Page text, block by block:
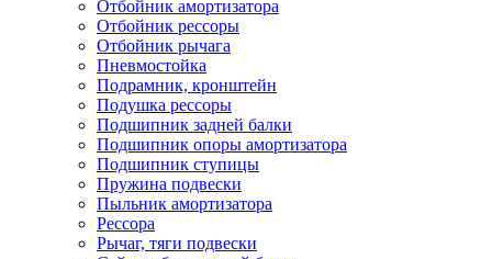
Отбойник амортизатора
Отбойник рессоры
Отбойник рычага
Пневмостойка
Подрамник, кронштейн
Подушка рессоры
Подшипник задней балки
Подшипник опоры амортизатора
Подшипник ступицы
Пружина подвески
Пыльник амортизатора
Рессора
Рычаг, тяги подвески